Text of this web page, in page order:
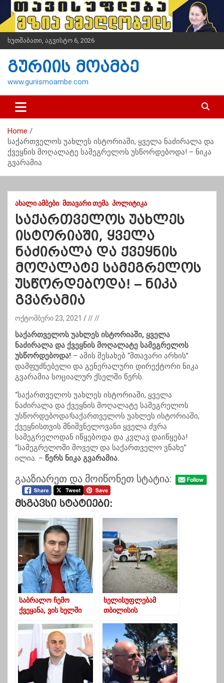
i
t
n
ხუთშაბათი, აგვისტო 6, 2026
გურიის მოამბე
www.guriismoambe.com
Home
საქართველოს უახლეს ისტორიაში, ყველა ნაძირალა და
ქვეყნის მოღალატე სამეგრელოს უსწორდებოდა! – ნიკა
გვარამია
ᲐᲮᲐᲚᲘ ᲐᲛᲑᲔᲑᲘ ᲛᲗᲐᲕᲐᲠᲘ ᲗᲔᲛᲐ ᲞᲝᲚᲘᲢᲘᲙᲐ
საქართველოს უახლეს
ისტორიაში, ყველა
ნაძირალა და ქვეყნის
მოღალატე სამეგრელოს
უსწორდებოდა! – ნიკა
გვარამია
ოქტომბერი 23, 2021 // //
საქართველოს უახლეს ისტორიაში, ყველა
ნაძირალა და ქვეყნის მოღალატე სამეგრელოს
უსწორდებოდა! – ამის შესახებ “მთავარი არხის”
დამფუძნებელი და გენერალური დირექტორი ნიკა
გვარამია სოციალურ ქსელში წერს.
“საქართველოს უახლეს ისტორიაში, ყველა
ნაძირალა და ქვეყნის მოღალატე სამეგრელოს
უსწორდებოდა!საქართველოს უახლეს ისტორიაში,
ქვეყნისთვის მნიშვნელოვანი ყველა ძვრა
სამეგრელოდან იწყებოდა და კვლავ დაიწყება!
“სამეგრელოში მოველ და საქართველო ვნახე”
ილია. – წერს ნიკა გვარამია.
გააზიარეთ და მოიწონეთ სტატია:
Მსგავსი Სტატიები:
საბრალო ჩემო
ქვეყანა, ვის ხელში
სააკაშვილი
ხელისუფლებამ
თბილისის
ჩაკეტა, მიზეზად
მეტეოროლოგიური
პირობები სახელდება